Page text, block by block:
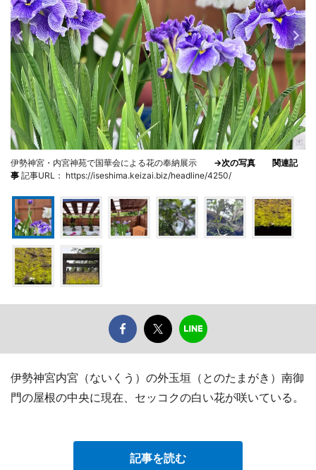
伊勢神宮・内宮神苑で国華会による花の奉納展示 →次の写真
関連記
事 記事URL： https://iseshima.keizai.biz/headline/4250/
伊勢神宮内宮（ないくう）の外玉垣（とのたまがき）南御
門の屋根の中央に現在、セッコクの白い花が咲いている。
記事を読む